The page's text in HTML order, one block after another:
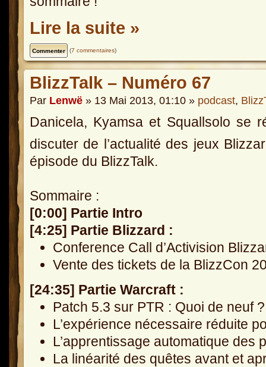
Lire la suite »
(7 commentaires)
BlizzTalk – Numéro 67
Par Lenwë » 13 Mai 2013, 01:10 » podcast,
Danicela, Kyamsa et Squallsolo se
discuter de l’actualité des jeux
épisode du BlizzTalk.
Sommaire :
[0:00] Partie Intro
[4:25] Partie Blizzard :
Conference Call d’Activision
Vente des tickets de la BlizzCon
[24:35] Partie Warcraft :
Patch 5.3 sur PTR : Quoi de neuf ?
L’expérience nécessaire réduite
L’apprentissage automatique des
La linéarité des quêtes avant et